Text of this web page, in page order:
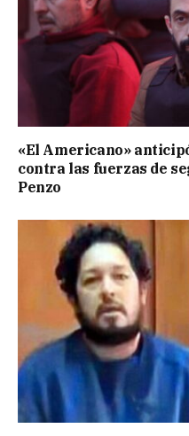
«El Americano»
contra las fuerzas de
Penzo